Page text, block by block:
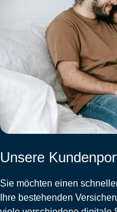
Unsere
Sie möchten einen
Ihre bestehenden